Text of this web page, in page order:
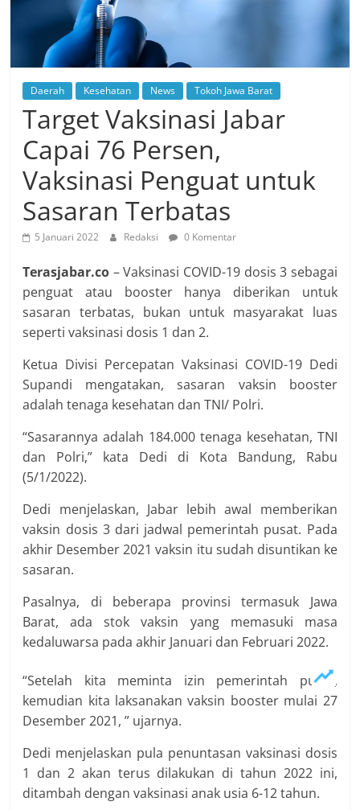
Daerah Kesehatan News Tokoh Jawa Barat
Target Vaksinasi Jabar
Capai 76 Persen,
Vaksinasi Penguat untuk
Sasaran Terbatas
5 Januari 2022 Redaksi 0 Komentar
Terasjabar.co – Vaksinasi COVID-19 dosis 3 sebagai
penguat atau booster hanya diberikan untuk
sasaran terbatas, bukan untuk masyarakat luas
seperti vaksinasi dosis 1 dan 2.
Ketua Divisi Percepatan Vaksinasi COVID-19 Dedi
Supandi mengatakan, sasaran vaksin booster
adalah tenaga kesehatan dan TNI/ Polri.
“Sasarannya adalah 184.000 tenaga kesehatan, TNI
dan Polri,” kata Dedi di Kota Bandung, Rabu
(5/1/2022).
Dedi menjelaskan, Jabar lebih awal memberikan
vaksin dosis 3 dari jadwal pemerintah pusat. Pada
akhir Desember 2021 vaksin itu sudah disuntikan ke
sasaran.
Pasalnya, di beberapa provinsi termasuk Jawa
Barat, ada stok vaksin yang memasuki masa
kedaluwarsa pada akhir Januari dan Februari 2022.
“Setelah kita meminta izin pemerintah pusat,
kemudian kita laksanakan vaksin booster mulai 27
Desember 2021, ” ujarnya.
Dedi menjelaskan pula penuntasan vaksinasi dosis
1 dan 2 akan terus dilakukan di tahun 2022 ini,
ditambah dengan vaksinasi anak usia 6-12 tahun.